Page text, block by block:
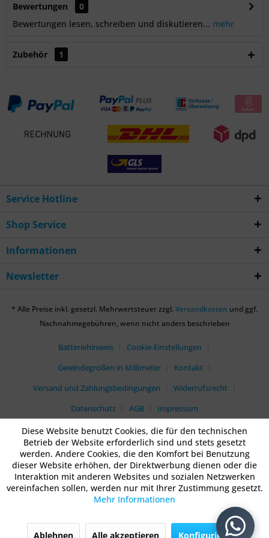
Bewertungen
0
Bewertungen lesen, schreiben und diskutieren... mehr
Zubehör 1
Service Hotline
Shop Service
Informationen
Newsletter
* Alle Preise inkl. gesetzl. Mehrwertsteuer zzgl. Versandkosten und ggf.
Nachnahmegebühren, wenn nicht anders beschrieben
Batteriehinweis
Cookie-Einstellungen
Gewindegrößen in Millimeter
Kontakt
Versand und Zahlungsbedingungen
Widerrufsrecht
Datenschutz
AGB Impressum
Diese Website benutzt Cookies, die für den technischen
Betrieb der Website erforderlich sind und stets gesetzt
werden. Andere Cookies, die den Komfort bei Benutzung
dieser Website erhöhen, der Direktwerbung dienen oder die
Interaktion mit anderen Websites und sozialen Netzwerken
vereinfachen sollen, werden nur mit Ihrer Zustimmung gesetzt.
Mehr Informationen
Ablehnen Alle akzeptieren Konfigurieren